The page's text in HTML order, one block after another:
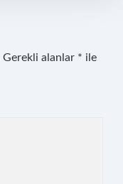
Gerekli alanlar * ile